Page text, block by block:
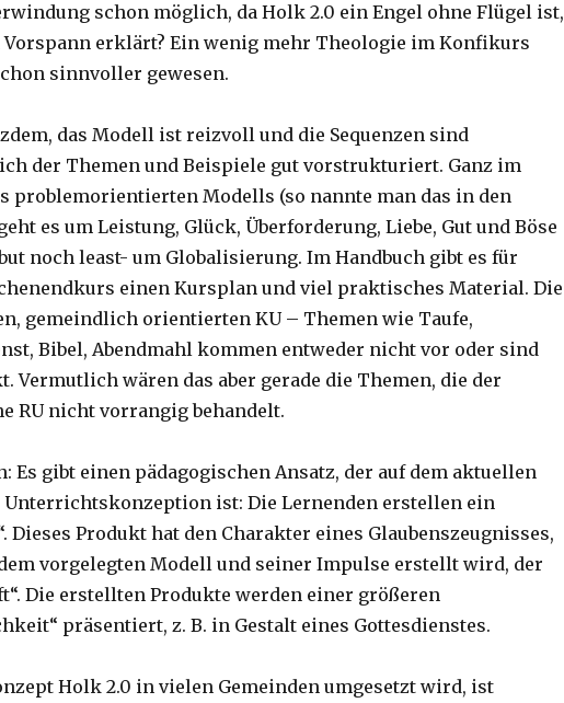
schon möglich, da Holk 2.0 ein Engel ohne Flügel ist,
erklärt? Ein wenig mehr Theologie im Konfikurs
sinnvoller gewesen.
das Modell ist reizvoll und die Sequenzen sind
der Themen und Beispiele gut vorstrukturiert. Ganz im
problemorientierten Modells (so nannte man das in den
es um Leistung, Glück, Überforderung, Liebe, Gut und Böse
noch least- um Globalisierung. Im Handbuch gibt es für
einen Kursplan und viel praktisches Material. Die
gemeindlich orientierten KU – Themen wie Taufe,
Bibel, Abendmahl kommen entweder nicht vor oder sind
Vermutlich wären das aber gerade die Themen, die der
RU nicht vorrangig behandelt.
Es gibt einen pädagogischen Ansatz, der auf dem aktuellen
Unterrichtskonzeption ist: Die Lernenden erstellen ein
Dieses Produkt hat den Charakter eines Glaubenszeugnisses,
vorgelegten Modell und seiner Impulse erstellt wird, der
Die erstellten Produkte werden einer größeren
präsentiert, z. B. in Gestalt eines Gottesdienstes.
Holk 2.0 in vielen Gemeinden umgesetzt wird, ist